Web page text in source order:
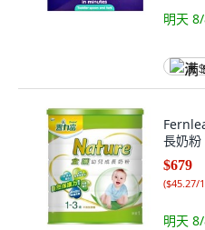
明天
满
長奶
$679
($45.27/
明天